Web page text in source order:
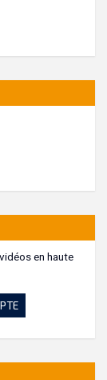
en haute